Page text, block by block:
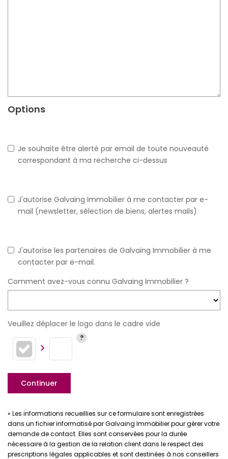
Options
Je souhaite être alerté par email de toute nouveauté
correspondant à ma recherche ci-dessus
J'autorise Galvaing Immobilier à me contacter par e-
mail (newsletter, sélection de biens, alertes mails)
J'autorise les partenaires de Galvaing Immobilier à me
contacter par e-mail.
Comment avez-vous connu Galvaing Immobilier ?
Veuillez déplacer le logo dans le cadre vide
Continuer
« Les informations recueillies sur ce formulaire sont enregistrées
dans un fichier informatisé par Galvaing Immobilier pour gérer votre
demande de contact. Elles sont conservées pour la durée
nécessaire à la gestion de la relation client dans le respect des
prescriptions légales applicables et sont destinées à nos conseillers